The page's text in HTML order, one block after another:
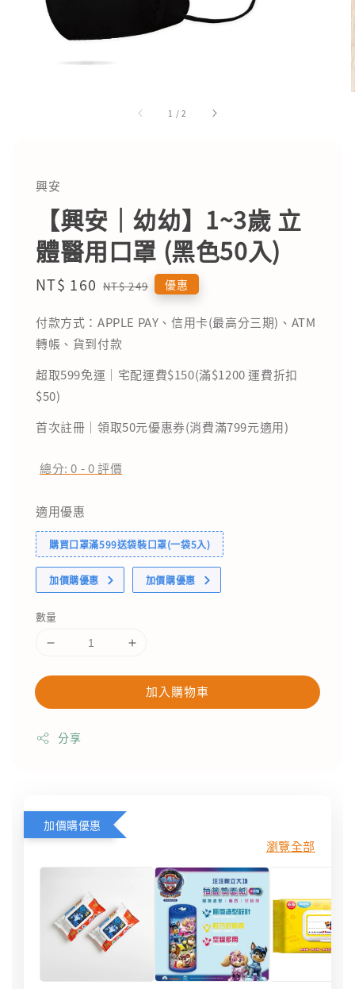
1 /2
興安
【興安｜幼幼】1~3歲 立
體醫用口罩 (黑色50入)
Sale
NT$ 160 Regular
NT$ 249 優惠
付款方式：APPLE PAY、信用卡(最高分三期)、ATM
轉帳、貨到付款
超取599免運｜宅配運費$150(滿$1200 運費折扣
$50)
首次註冊｜領取50元優惠券(消費滿799元適用)
總分:0 -0評價
適用優惠
購買口罩滿599送袋裝口罩(一袋5入)
加價購優惠 加價購優惠
數量
加入購物車
分享
加價購優惠
瀏覽全部